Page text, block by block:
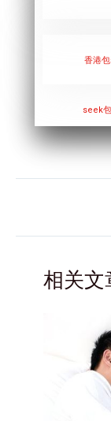
香港包
seek
相关文